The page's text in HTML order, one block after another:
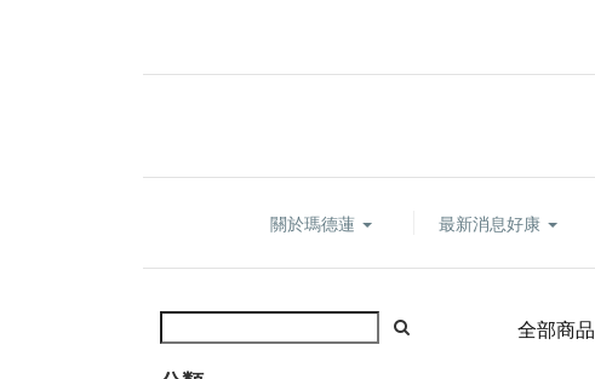
關於瑪德蓮 最新消息好康
全部商品